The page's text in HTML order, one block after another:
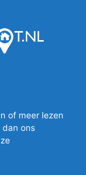
of meer lezen
dan ons